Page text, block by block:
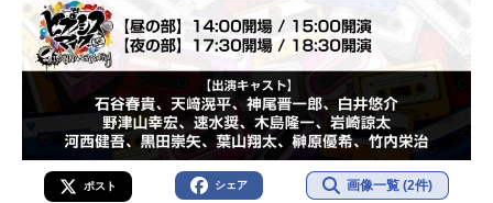
ポスト シェア 画像一覧 (2件)